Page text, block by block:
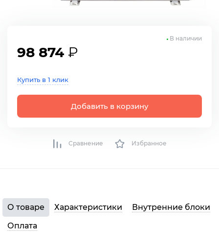
98 874 ₽
Купить в 1 клик
Добавить в корзину
В наличии
Сравнение Избранное
О товаре Характеристики
Внутренние блоки
Оплата